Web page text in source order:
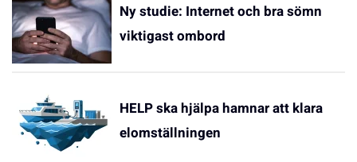
Ny studie: Internet och bra sömn
viktigast ombord
HELP ska hjälpa hamnar att klara
elomställningen